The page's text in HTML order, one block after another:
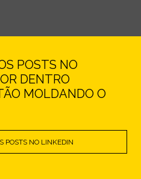
POSTS NO
DENTRO
MOLDANDO O
POSTS NO LINKEDIN